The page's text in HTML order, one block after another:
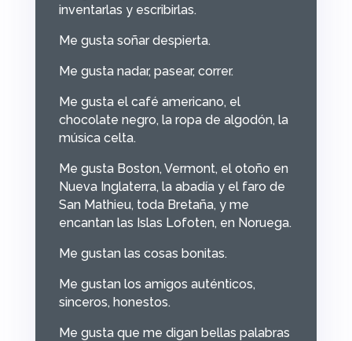
inventarlas y escribirlas.
Me gusta soñar despierta.
Me gusta nadar, pasear, correr.
Me gusta el café americano, el
chocolate negro, la ropa de algodón, la
música celta.
Me gusta Boston, Vermont, el otoño en
Nueva Inglaterra, la abadía y el faro de
San Mathieu, toda Bretaña, y me
encantan las Islas Lofoten, en Noruega.
Me gustan las cosas bonitas.
Me gustan los amigos auténticos,
sinceros, honestos.
Me gusta que me digan bellas palabras